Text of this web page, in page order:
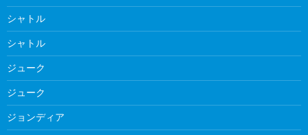
シャトル
シャトル
ジューク
ジューク
ジョンディア